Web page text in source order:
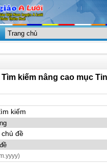
Tìm kiếm nâng cao mục
kiếm
đề